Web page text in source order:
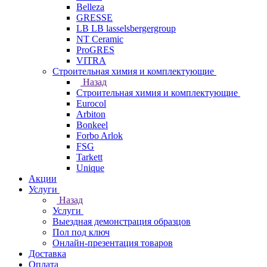
Belleza
GRESSE
LB LB lasselsbergergroup
NT Ceramic
ProGRES
VITRA
Строительная химия и комплектующие
Назад
Строительная химия и комплектующие
Eurocol
Arbiton
Bonkeel
Forbo Arlok
FSG
Tarkett
Unique
Акции
Услуги
Назад
Услуги
Выездная демонстрация образцов
Пол под ключ
Онлайн-презентация товаров
Доставка
Оплата